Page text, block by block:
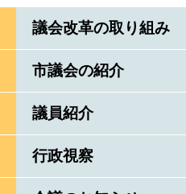
議会改革の取り組み
市議会の紹介
議員紹介
行政視察